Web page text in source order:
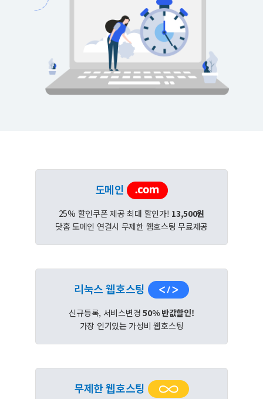
도메인
25% 할인쿠폰 제공 최대 할인가! 13,500원
닷홈 도메인 연결시 무제한 웹호스팅 무료제공
리눅스 웹호스팅
신규등록, 서비스변경50% 반값할인!
가장 인기있는 가성비 웹호스팅
무제한 웹호스팅